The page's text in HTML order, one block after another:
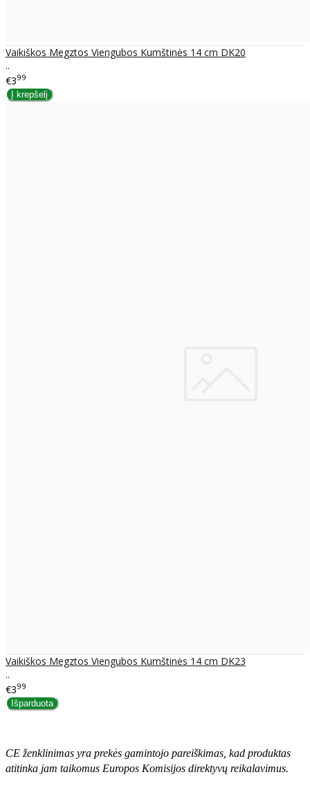
Vaikiškos Megztos Viengubos Kumštinės 14 cm DK20
..
€399
Vaikiškos Megztos Viengubos Kumštinės 14 cm DK23
..
€399
CE ženklinimas yra prekės gamintojo pareiškimas, kad produktas
atitinka jam taikomus Europos Komisijos direktyvų reikalavimus.